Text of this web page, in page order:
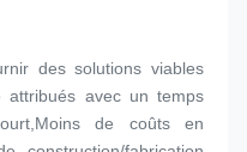
des solutions viables
avec un temps
de coûts en